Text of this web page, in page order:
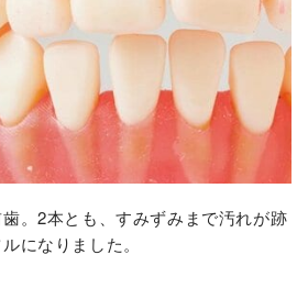
。2本とも、すみずみまで汚れが跡
になりました。